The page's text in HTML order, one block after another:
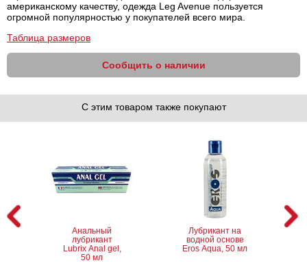
американскому качеству, одежда Leg Avenue пользуется
огромной популярностью у покупателей всего мира.
Таблица размеров
Сообщить о наличии
С этим товаром также покупают
Анальный
лубрикант
Lubrix Anal gel,
50 мл
Лубрикант на
водной основе
Eros Aqua, 50 мл